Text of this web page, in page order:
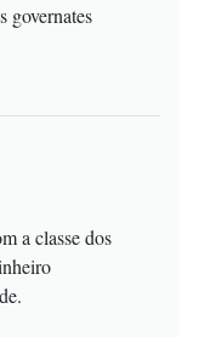
governates
a classe dos